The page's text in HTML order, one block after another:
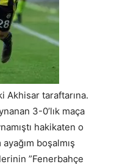
Akhisar taraftarına.
3-0’lık maça
hakikaten o
boşalmış
”Fenerbahçe